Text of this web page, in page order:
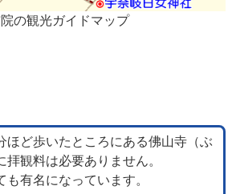
の観光ガイドマップ
ほど歩いたところにある佛山寺（ぶ
拝観料は必要ありません。
有名になっています。